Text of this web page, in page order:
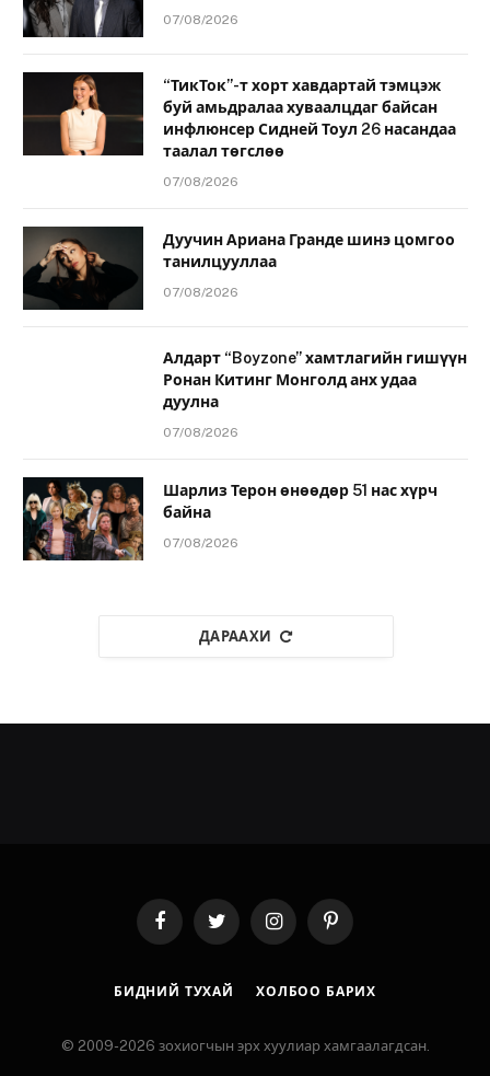
07/08/2026
“ТикТок”-т хорт хавдартай тэмцэж
буй амьдралаа хуваалцдаг байсан
инфлюнсер Сидней Тоул 26 насандаа
таалал төгслөө
07/08/2026
Дуучин Ариана Гранде шинэ цомгоо
танилцууллаа
07/08/2026
Алдарт “Boyzone” хамтлагийн гишүүн
Ронан Китинг Монголд анх удаа
дуулна
07/08/2026
Шарлиз Терон өнөөдөр 51 нас хүрч
байна
07/08/2026
ДАРААХИ
FacebookTwitter InstagramPinterest
БИДНИЙ ТУХАЙ ХОЛБОО БАРИХ
© 2009-2026 зохиогчын эрх хуулиар хамгаалагдсан.